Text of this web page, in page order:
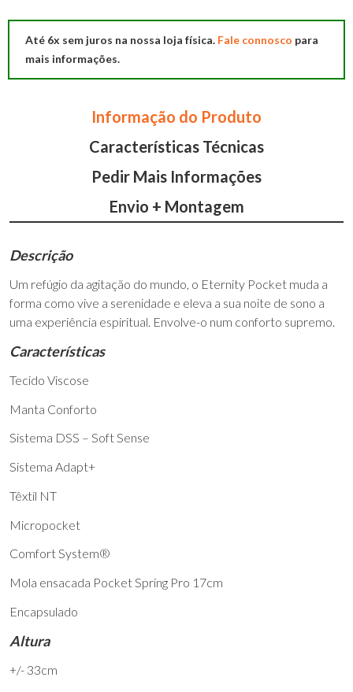
Molaflex
Até 6x sem juros na nossa loja física. Fale connosco para
mais informações.
Informação do Produto
Características Técnicas
Pedir Mais Informações
Envio + Montagem
Descrição
Um refúgio da agitação do mundo, o Eternity Pocket muda a
forma como vive a serenidade e eleva a sua noite de sono a
uma experiência espiritual. Envolve-o num conforto supremo.
Características
Tecido Viscose
Manta Conforto
Sistema DSS – Soft Sense
Sistema Adapt+
Têxtil NT
Micropocket
Comfort System®
Mola ensacada Pocket Spring Pro 17cm
Encapsulado
Altura
+/- 33cm